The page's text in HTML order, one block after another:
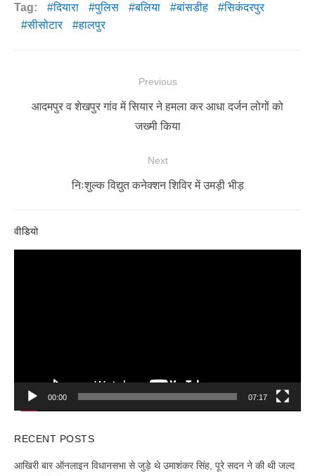
Tag: दियारा पुलिस बलिया बांसडीह
सिकंदरपुर
सीसोटार
हालपुर
navigation
Previous
Previous
आदमपुर व शेखपुर गांव में सियार ने हमला कर आधा दर्जन लोगों को
जख्मी किया
Next
Next
निःशुल्क विद्युत कनेक्शन शिविर में उमड़ी भीड़
वीडियो
00:00 07:17
RECENT POSTS
आखिरी बार ऑनलाइन विधानसभा से जुड़े थे उमाशंकर सिंह, पूरे सदन ने की थी जल्द